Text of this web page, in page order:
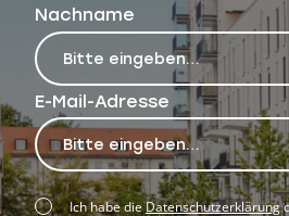
Nachname
E-Mail-Adresse
Ich habe dieDatenschutzerklärung